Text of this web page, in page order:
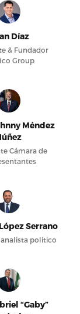
Díaz
& Fundador
Group
Méndez
Cámara de
Serrano
político
“Gaby”